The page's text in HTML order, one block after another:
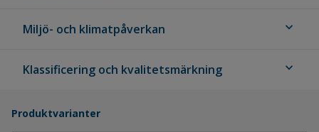
Miljö- och klimatpåverkan expand_more
Klassificering och kvalitetsmärkning expand_more
Produktvarianter